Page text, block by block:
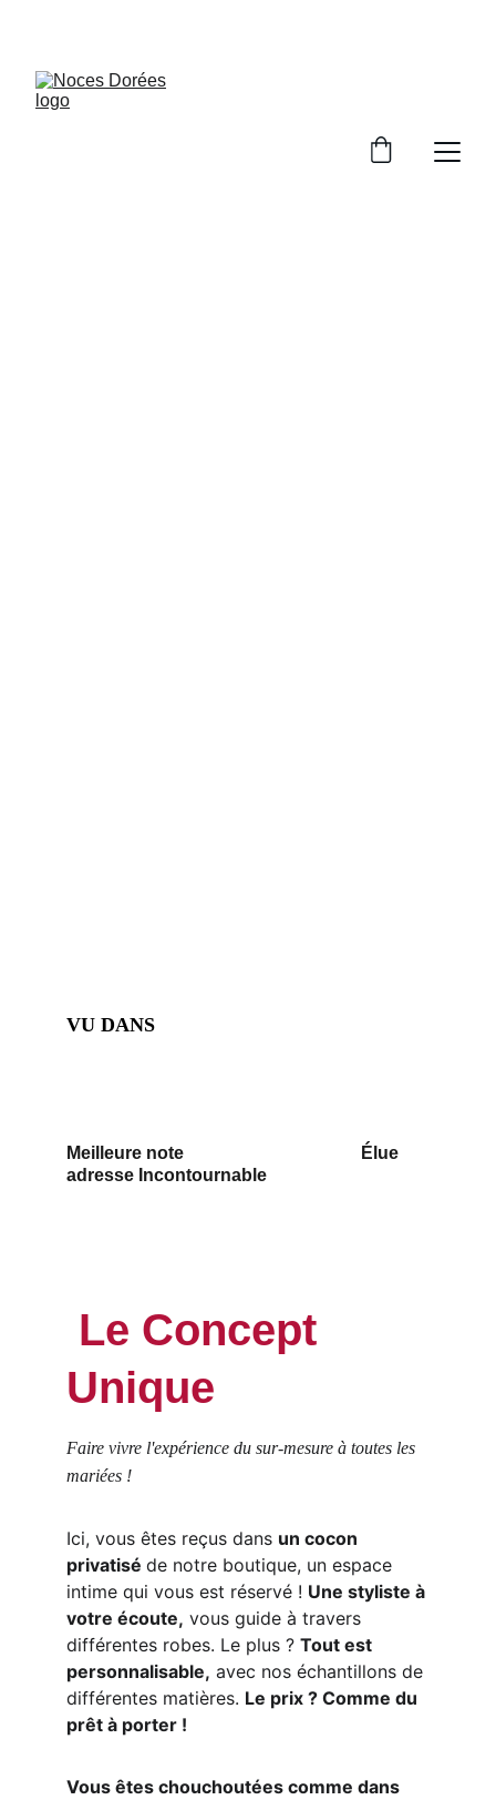
VU DANS
Meilleure note                                        Élue
adresse Incontournable
Unique
Faire vivre l'expérience du sur-mesure à toutes les
mariées !
Ici, vous êtes reçus dans un cocon
privatisé de notre boutique, un espace
intime qui vous est réservé ! Une styliste à
votre écoute, vous guide à travers
différentes robes. Le plus ? Tout est
personnalisable, avec nos échantillons de
différentes matières. Le prix ? Comme du
prêt à porter !
Vous êtes chouchoutées comme dans